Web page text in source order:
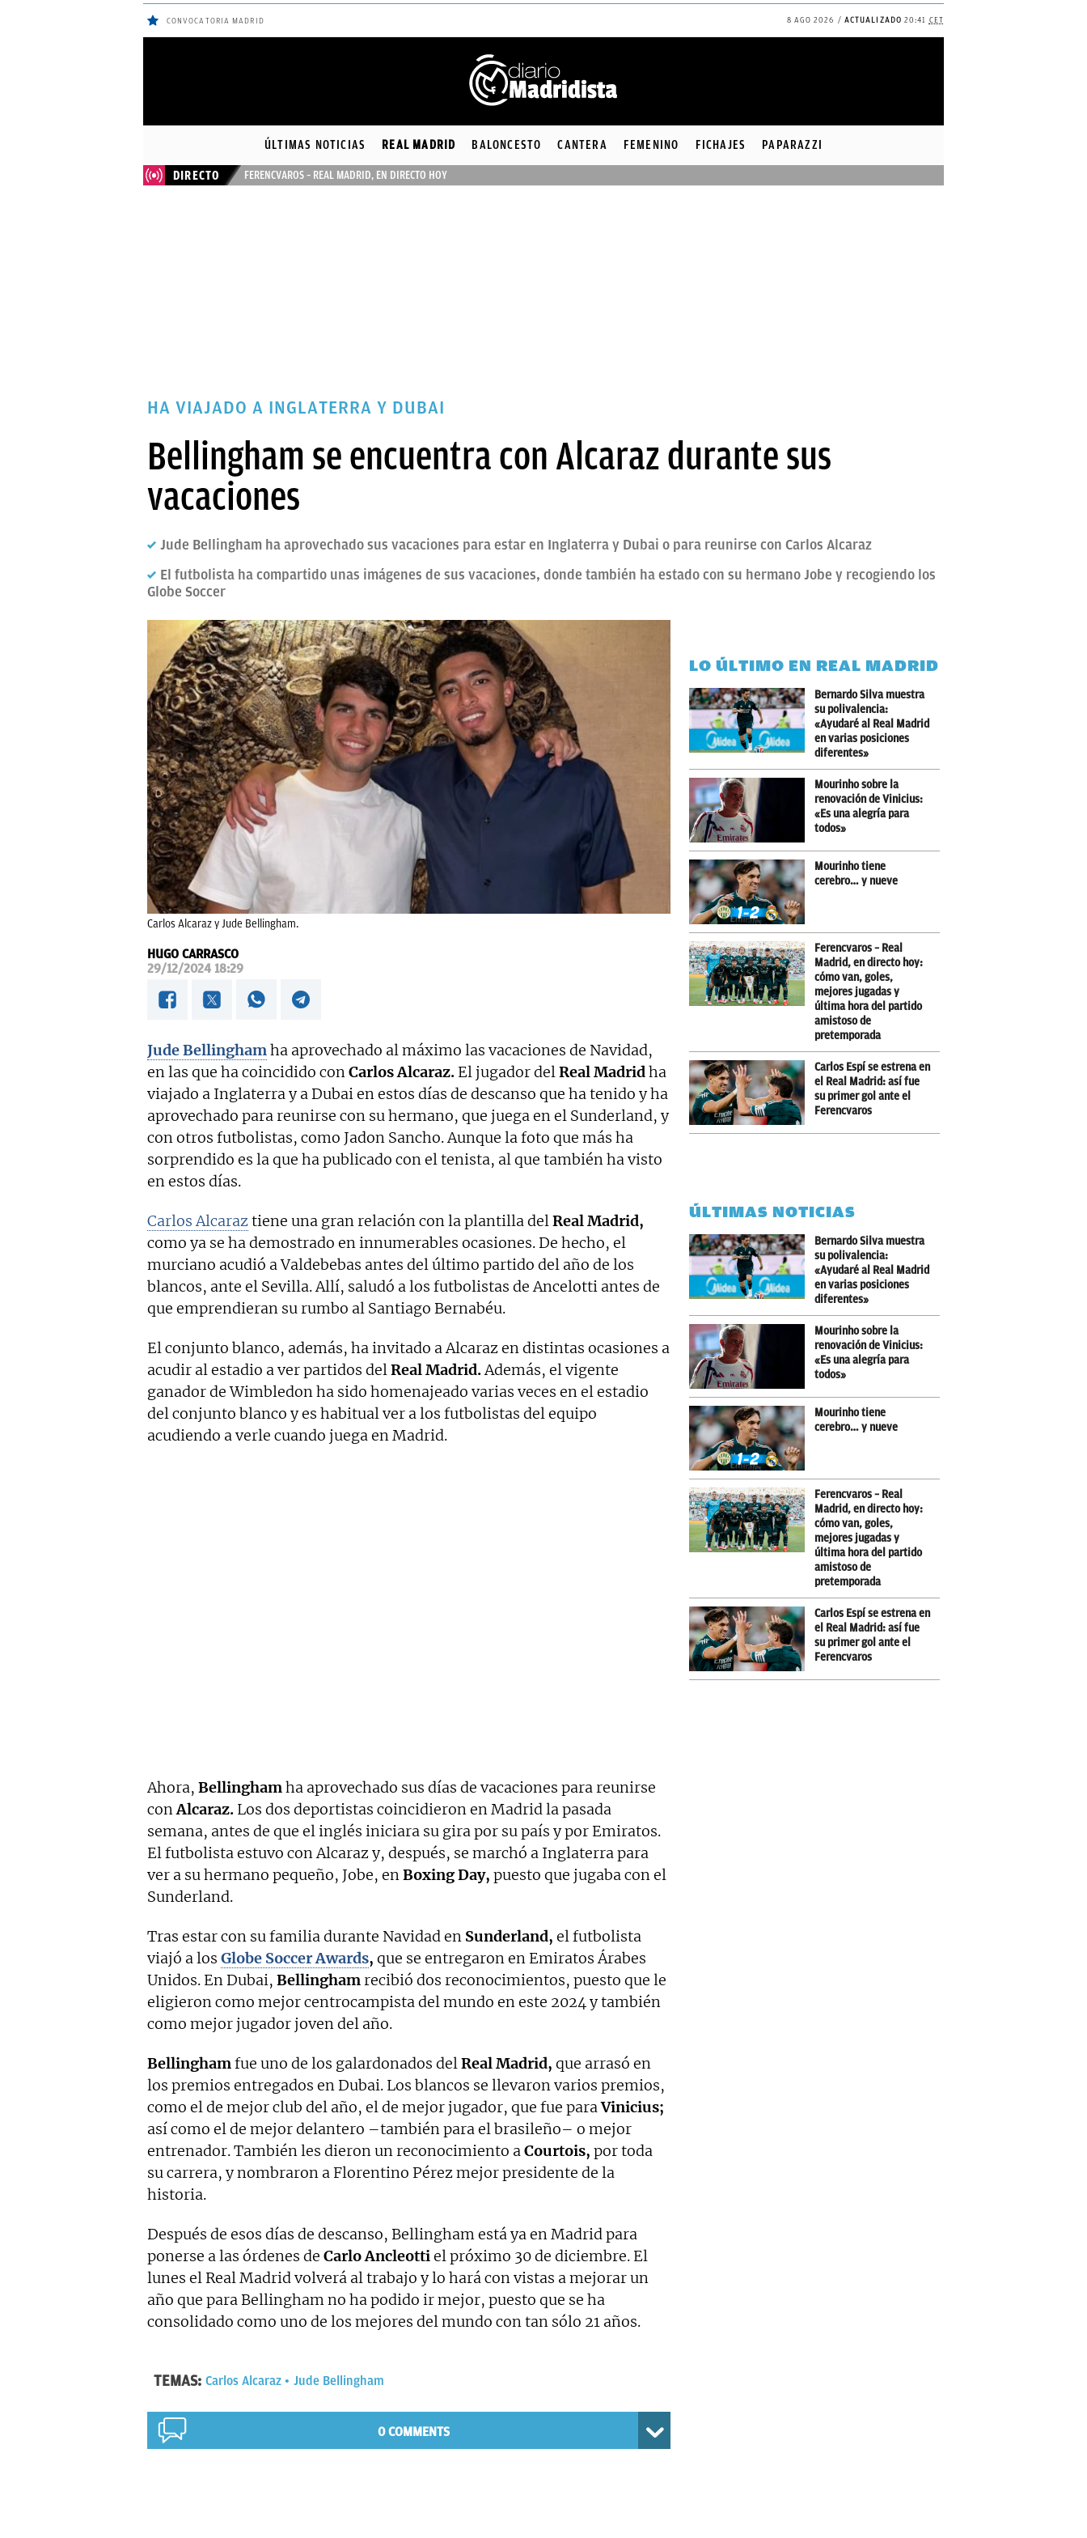
CONVOCATORIA MADRID 8 AGO 2026 ACTUALIZADO 20:41 CET
REAL
OKDIARIO
ÚLTIMAS NOTICIAS REAL MADRID BALONCESTO CANTERA FEMENINO FICHAJES PAPARAZZI
DIRECTO FERENCVAROS – REAL MADRID, EN DIRECTO HOY
HA VIAJADO A INGLATERRA Y DUBAI
Bellingham se encuentra con Alcaraz durante sus
vacaciones
Jude Bellingham ha aprovechado sus vacaciones para estar en Inglaterra y Dubai o para reunirse con Carlos Alcaraz
El futbolista ha compartido unas imágenes de sus vacaciones, donde también ha estado con su hermano Jobe y recogiendo los
Globe Soccer
Carlos Alcaraz y Jude Bellingham.
HUGO CARRASCO
29/12/2024 18:29
Jude Bellinghamha aprovechado al máximo las vacaciones de Navidad,
en las que ha coincidido conCarlos Alcaraz. El jugador delReal Madridha
viajado a Inglaterra y a Dubai en estos días de descanso que ha tenido y ha
aprovechado para reunirse con su hermano, que juega en el Sunderland, y
con otros futbolistas, como Jadon Sancho. Aunque la foto que más ha
sorprendido es la que ha publicado con el tenista, al que también ha visto
en estos días.
Carlos Alcaraztiene una gran relación con la plantilla delReal Madrid,
como ya se ha demostrado en innumerables ocasiones. De hecho, el
murciano acudió a Valdebebas antes del último partido del año de los
blancos, ante el Sevilla. Allí, saludó a los futbolistas de Ancelotti antes de
que emprendieran su rumbo al Santiago Bernabéu.
El conjunto blanco, además, ha invitado a Alcaraz en distintas ocasiones a
acudir al estadio a ver partidos delReal Madrid.Además, el vigente
ganador de Wimbledon ha sido homenajeado varias veces en el estadio
del conjunto blanco y es habitual ver a los futbolistas del equipo
acudiendo a verle cuando juega en Madrid.
Ahora, Bellinghamha aprovechado sus días de vacaciones para reunirse
conAlcaraz. Los dos deportistas coincidieron en Madrid la pasada
semana, antes de que el inglés iniciara su gira por su país y por Emiratos.
El futbolista estuvo con Alcaraz y, después, se marchó a Inglaterra para
ver a su hermano pequeño, Jobe, enBoxing Day, puesto que jugaba con el
Sunderland.
Tras estar con su familia durante Navidad en Sunderland, el futbolista
viajó a los Globe Soccer Awards, que se entregaron en Emiratos Árabes
Unidos. En Dubai, Bellinghamrecibió dos reconocimientos, puesto que le
eligieron como mejor centrocampista del mundo en este 2024 y también
como mejor jugador joven del año.
Bellinghamfue uno de los galardonados delReal Madrid, que arrasó en
los premios entregados en Dubai. Los blancos se llevaron varios premios,
como el de mejor club del año, el de mejor jugador, que fue paraVinicius;
así como el de mejor delantero –también para el brasileño– o mejor
entrenador. También les dieron un reconocimiento aCourtois, por toda
su carrera, y nombraron a Florentino Pérez mejor presidente de la
historia.
Después de esos días de descanso, Bellingham está ya en Madrid para
ponerse a las órdenes de Carlo Ancleottiel próximo 30 de diciembre. El
lunes el Real Madrid volverá al trabajo y lo hará con vistas a mejorar un
año que para Bellingham no ha podido ir mejor, puesto que se ha
consolidado como uno de los mejores del mundo con tan sólo 21 años.
TEMAS: Carlos Alcaraz Jude Bellingham
0 COMMENTS
LO ÚLTIMO EN REAL MADRID
Bernardo Silva muestra
su polivalencia:
«Ayudaré al Real Madrid
en varias posiciones
diferentes»
Mourinho sobre la
renovación de Vinicius:
«Es una alegría para
todos»
Mourinho tiene
cerebro… y nueve
Ferencvaros – Real
Madrid, en directo hoy:
cómo van, goles,
mejores jugadas y
última hora del partido
amistoso de
pretemporada
Carlos Espí se estrena en
el Real Madrid: así fue
su primer gol ante el
Ferencvaros
ÚLTIMAS NOTICIAS
Bernardo Silva muestra
su polivalencia:
«Ayudaré al Real Madrid
en varias posiciones
diferentes»
Mourinho sobre la
renovación de Vinicius:
«Es una alegría para
todos»
Mourinho tiene
cerebro… y nueve
Ferencvaros – Real
Madrid, en directo hoy:
cómo van, goles,
mejores jugadas y
última hora del partido
amistoso de
pretemporada
Carlos Espí se estrena en
el Real Madrid: así fue
su primer gol ante el
Ferencvaros